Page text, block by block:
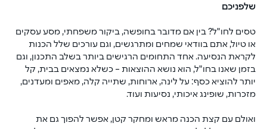
שלפניכם
טסים לחו"ל? בין אם מדובר בחופשה, ביקור משפחתי, מסע עסקים
או טיול, אתם בוודאי שמחים ומתרגשים, וגם עורכים שלל הכנות
לקראת הנסיעה. אחד התחומים הרגישים ביותר בשלב התכנון, וגם
בזמן שאנו בחו"ל, הוא נושא ההוצאות – כשלא נמצאים בבית, קל
יותר להוציא כסף: על לינה, ארוחות, שתייה קלה, מאפים ומעדנים,
מזכרות, שופינג איכותי, נסיעות ועוד.
ואולם עם קצת הכנה מראש ומחקר קטן, אפשר להפוך גם את